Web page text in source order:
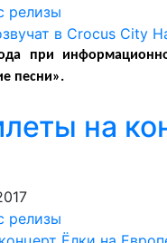
релизы
при
песни».
на
релизы